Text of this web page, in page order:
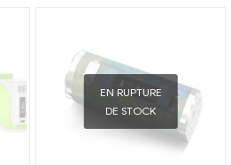
EN RUPTURE
DE STOCK